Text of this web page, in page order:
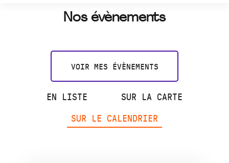
Nos évènements
VOIR MES ÉVÈNEMENTS
EN LISTE
SUR LA CARTE
SUR LE CALENDRIER